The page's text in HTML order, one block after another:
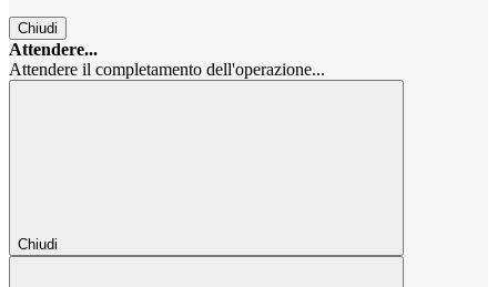
Chiudi
Attendere...
Attendere il completamento dell'operazione...
Chiudi